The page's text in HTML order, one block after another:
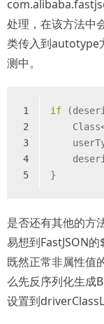
处理，在该方法中
类传入到autotype
测中。
1
2
3
4
5
if
}
是否还有其他的方
易想到FastJSON的
既然正常非属性值
么先反序列化生成
设置到